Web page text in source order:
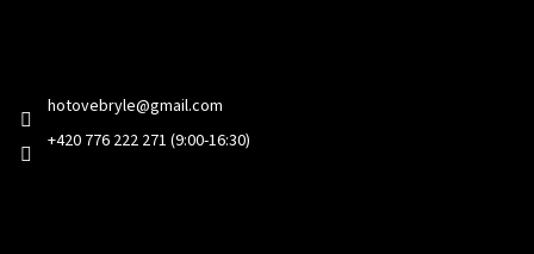
hotovebryle@gmail.com
+420 776 222 271 (9:00-16:30)